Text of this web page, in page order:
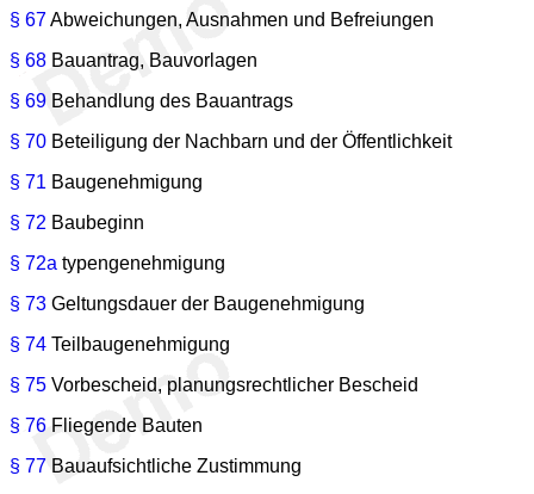
§ 67Abweichungen, Ausnahmen und Befreiungen
§ 68 Bauantrag, Bauvorlagen
§ 69 Behandlung des Bauantrags
§ 70 Beteiligung der Nachbarn und der Öffentlichkeit
§ 71 Baugenehmigung
§ 72 Baubeginn
§ 72a typengenehmigung
§ 73 Geltungsdauer der Baugenehmigung
§ 74 Teilbaugenehmigung
§ 75 Vorbescheid, planungsrechtlicher Bescheid
§ 76 Fliegende Bauten
§ 77 Bauaufsichtliche Zustimmung